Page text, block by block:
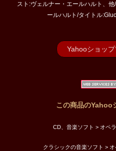
スト:ヴェルナー・エールハルト、
ールハルト/タイトル
Yahooショッ
この商品のYahoo
CD、音楽ソフト > オペ
クラシックの音楽ソフト >